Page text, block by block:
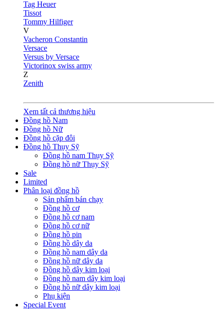
Tag Heuer
Tissot
Tommy Hilfiger
V
Vacheron Constantin
Versace
Versus by Versace
Victorinox swiss army
Z
Zenith
Xem tất cả thương hiệu
Đồng hồ Nam
Đồng hồ Nữ
Đồng hồ cặp đôi
Đồng hồ Thụy Sỹ
Đồng hồ nam Thụy Sỹ
Đồng hồ nữ Thụy Sỹ
Sale
Limited
Phân loại đồng hồ
Sản phẩm bán chạy
Đồng hồ cơ
Đồng hồ cơ nam
Đồng hồ cơ nữ
Đồng hồ pin
Đồng hồ dây da
Đồng hồ nam dây da
Đồng hồ nữ dây da
Đồng hồ dây kim loại
Đồng hồ nam dây kim loại
Đồng hồ nữ dây kim loại
Phụ kiện
Special Event